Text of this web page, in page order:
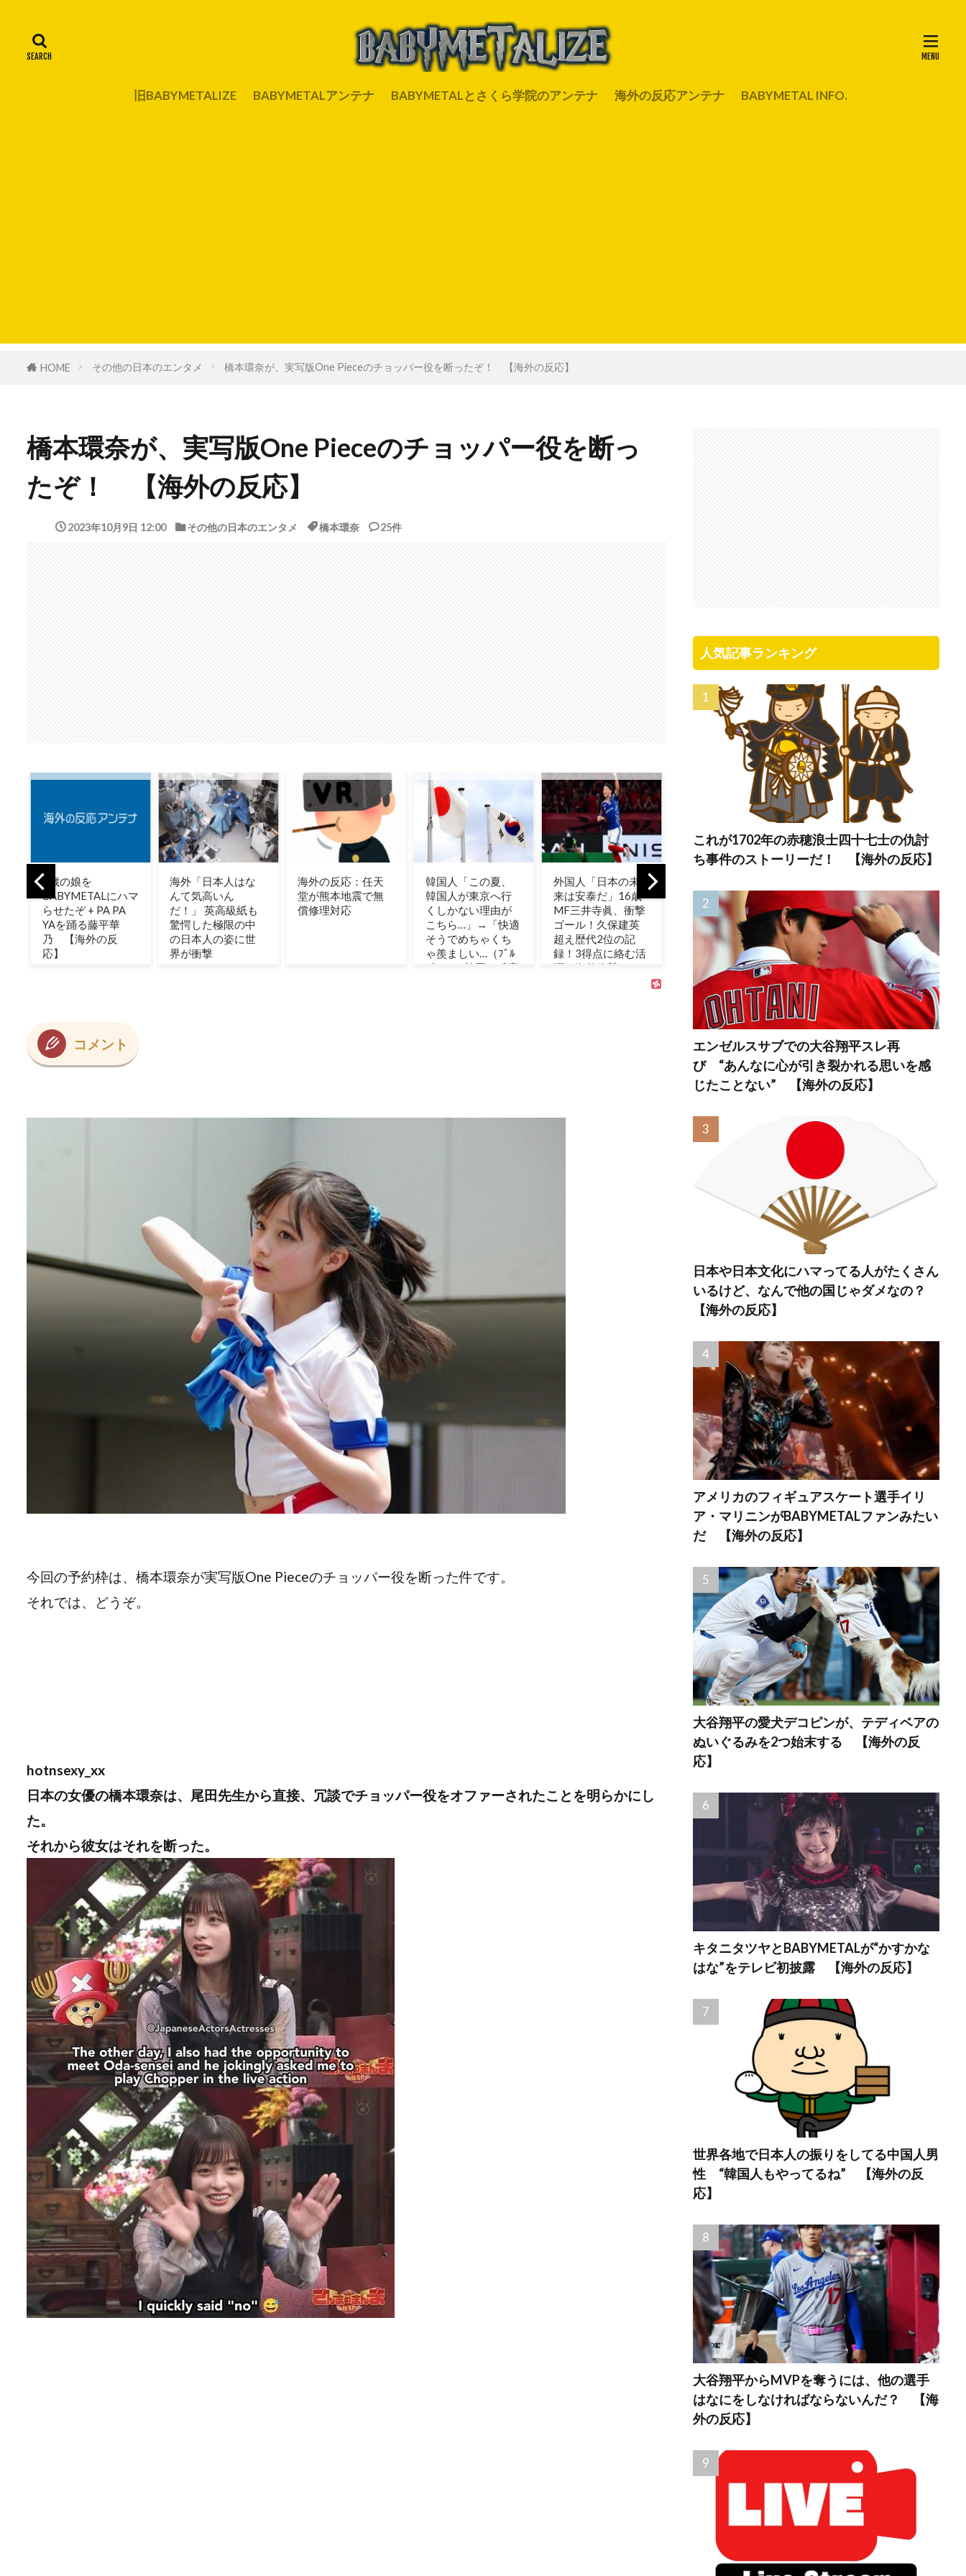
旧BABYMETALIZE BABYMETALアンテナ BABYMETALとさくら学院のアンテナ 海外の反応アンテナ BABYMETAL INFO.
HOME その他の日本のエンタメ 橋本環奈が、実写版One Pieceのチョッパー役を断ったぞ！ 【海外の反応】
橋本環奈が、実写版One Pieceのチョッパー役を断っ
たぞ！ 【海外の反応】
2023年10月9日 12:00 その他の日本のエンタメ 橋本環奈 25件
海外「日本人はな
んて気高いん
だ！」 英高級紙も
驚愕した極限の中
の日本人の姿に世
界が衝撃
海外の反応：任天
堂が熊本地震で無
償修理対応
韓国人「この夏、
韓国人が東京へ行
くしかない理由が
外国人「日本の未
来は安泰だ」16歳
MF三井寺眞、衝撃
ゴール！久保建英
超え歴代2位の記
録！3得点に絡む活
躍で海外絶賛！
「ホッキョクグマ
が通りに現れたと
き、誰でも逃げ込
めるように」北緯
78度の町が家も車
も鍵をかけない理
由とは？
MVP」岡本vs鈴木
の日本人対決はカ
ブスの劇的サヨナ
ラ勝利！（海外の
反応）
な問い【ポーラン
ドボール】
が多
「日
色々
のUI
に不
コメント
今回の予約枠は、橋本環奈が実写版One Pieceのチョッパー役を断った件です。
それでは、どうぞ。
hotnsexy_xx
日本の女優の橋本環奈は、尾田先生から直接、冗談でチョッパー役をオファーされたことを明らかにし
た。
それから彼女はそれを断った。
人気記事ランキング
これが1702年の赤穂浪士四十七士の仇討
ち事件のストーリーだ！ 【海外の反応】
エンゼルスサブでの大谷翔平スレ再
び “あんなに心が引き裂かれる思いを感
じたことない” 【海外の反応】
日本や日本文化にハマってる人がたくさん
いるけど、なんで他の国じゃダメなの？
【海外の反応】
アメリカのフィギュアスケート選手イリ
ア・マリニンがBABYMETALファンみたい
だ 【海外の反応】
大谷翔平の愛犬デコピンが、テディベアの
ぬいぐるみを2つ始末する 【海外の反
応】
キタニタツヤとBABYMETALが“かすかな
はな”をテレビ初披露 【海外の反応】
世界各地で日本人の振りをしてる中国人男
性 “韓国人もやってるね” 【海外の反
応】
大谷翔平からMVPを奪うには、他の選手
はなにをしなければならないんだ？ 【海
外の反応】